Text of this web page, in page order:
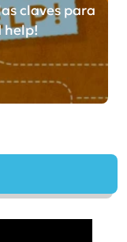
claves para
help!